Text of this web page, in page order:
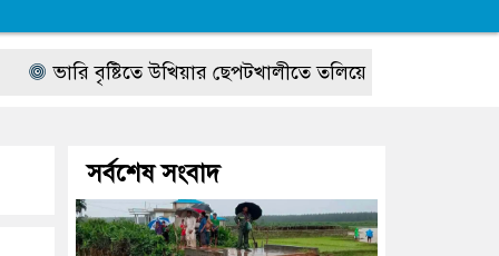
বৃষ্টিতে উখিয়ার ছেপটখালীতে তলিয়ে গেল সংযোগ সড়ক,
সর্বশেষ সংবাদ